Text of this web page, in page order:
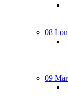
08
09